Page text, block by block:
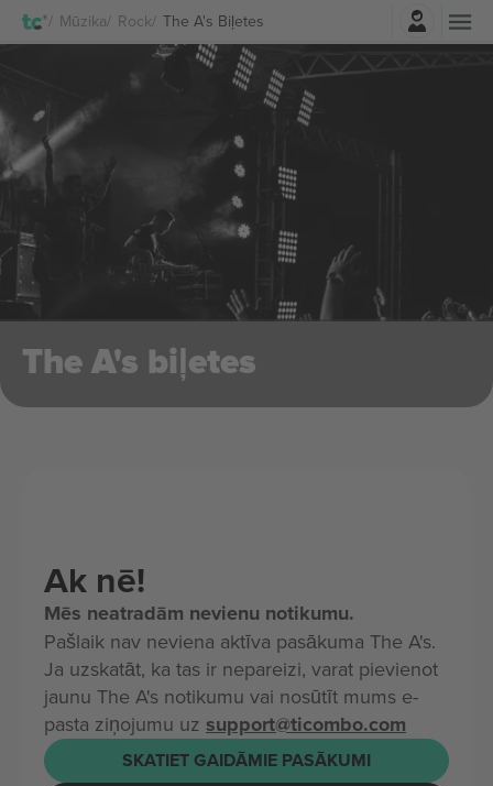
Mūzika Rock The A's Biļetes
The A's biļetes
Ak nē!
Mēs neatradām nevienu notikumu.
Pašlaik nav neviena aktīva pasākuma The A's.
Ja uzskatāt, ka tas ir nepareizi, varat pievienot
jaunu The A's notikumu vai nosūtīt mums e-
pasta ziņojumu uz support@ticombo.com
SKATIET GAIDĀMIE PASĀKUMI